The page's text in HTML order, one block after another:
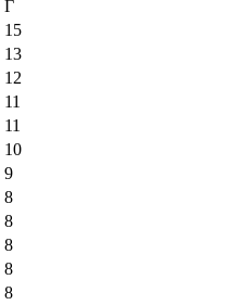
Г
15
13
12
11
11
10
9
8
8
8
8
8